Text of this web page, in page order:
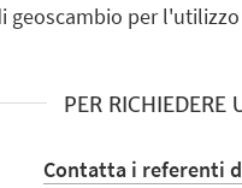
per
PER RICHIEDERE
Contatta i referenti